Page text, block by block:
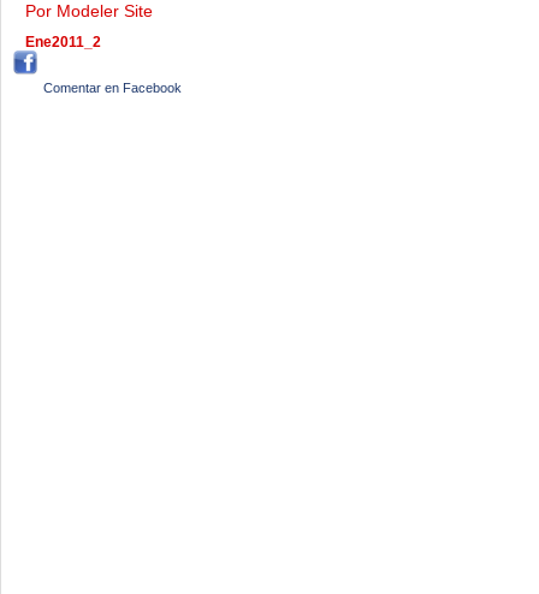
Por Modeler Site
Ene2011_2
Comentar en Facebook